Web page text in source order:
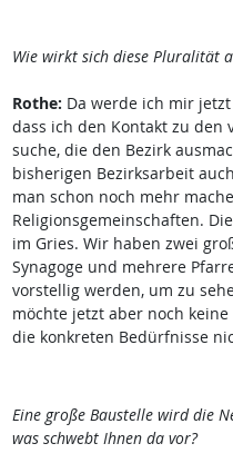
Wie wirkt sich diese Pluralität
Rothe: Da werde ich mir
dass ich den Kontakt zu den
suche, die den Bezirk
bisherigen Bezirksarbeit
man schon noch mehr
Religionsgemeinschaften.
im Gries. Wir haben zwei
Synagoge und mehrere
vorstellig werden, um zu
möchte jetzt aber noch
die konkreten Bedürfnisse
Eine große Baustelle wird die
was schwebt Ihnen da vor?